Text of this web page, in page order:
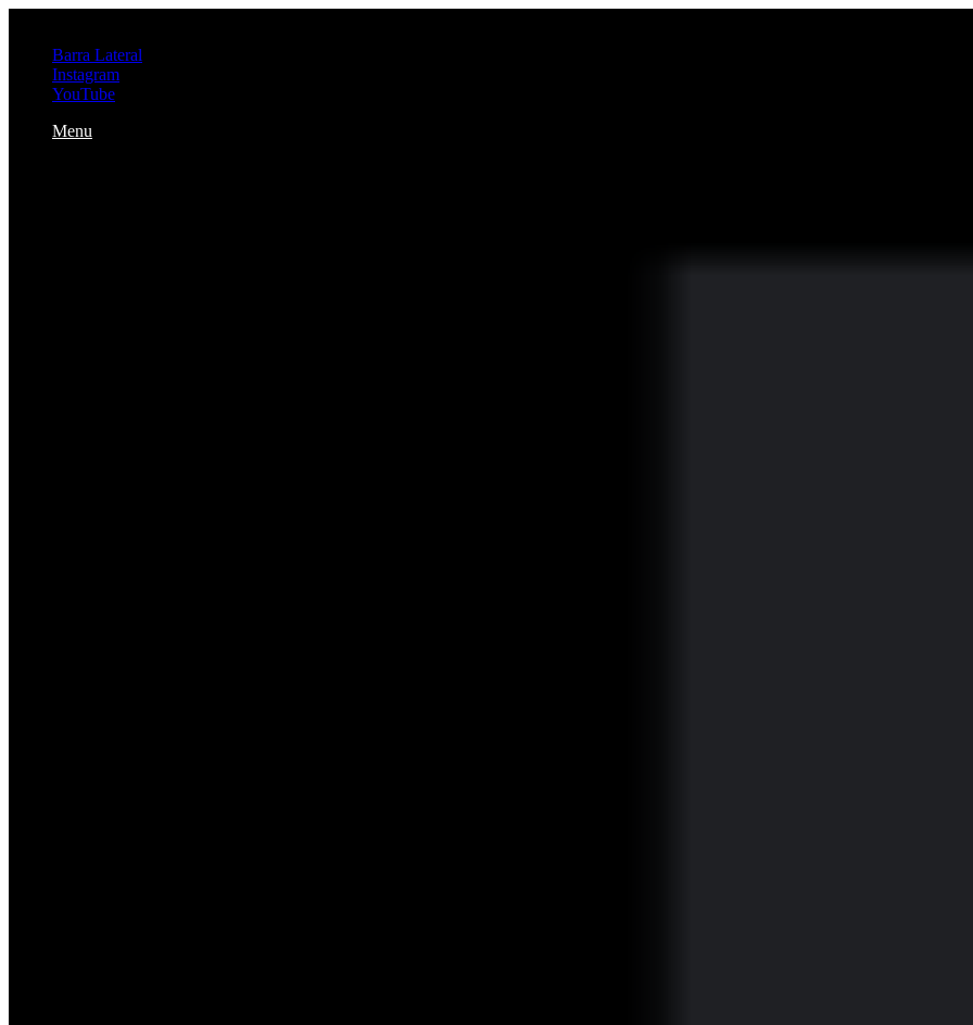
Barra Lateral
Instagram
YouTube
Menu